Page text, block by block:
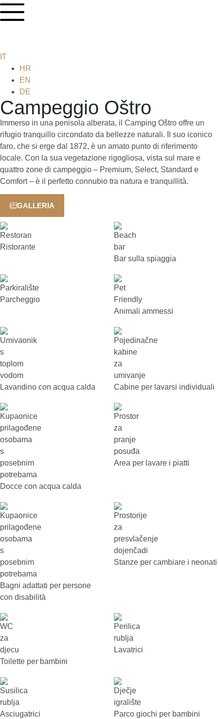
IT
HR
EN
DE
Campeggio Oštro
Immerso in una penisola alberata, il Camping Oštro offre un
rifugio tranquillo circondato da bellezze naturali. Il suo iconico
faro, che si erge dal 1872, è un amato punto di riferimento
locale. Con la sua vegetazione rigogliosa, vista sul mare e
quattro zone di campeggio – Premium, Select, Standard e
Comfort – è il perfetto connubio tra natura e tranquillità.
GALLERIA
Ristorante
Bar sulla spiaggia
Parcheggio
Animali ammessi
Lavandino con acqua calda Cabine per lavarsi individuali
Docce con acqua calda
Area per lavare i piatti
Bagni adattati per persone
con disabilità
Stanze per cambiare i neonati
Toilette per bambini
Lavatrici
Asciugatrici Parco giochi per bambini